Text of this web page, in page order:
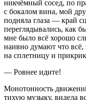
никчёмный сосед, по
с бокалом вина, мой
подняла глаза — край
переглядывались, как
мне было всё хорошо
наивно думают что всё,
на сплетницу и
— Ровнее идите!
Монотонность
тихую музыку, видела